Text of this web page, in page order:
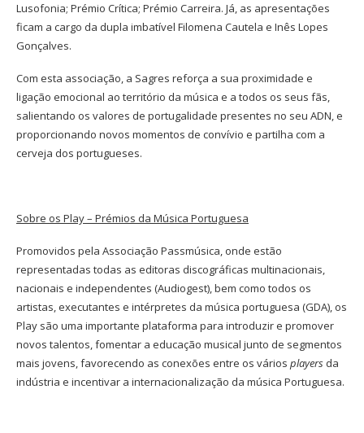
Lusofonia; Prémio Crítica; Prémio Carreira. Já, as apresentações
ficam a cargo da dupla imbatível Filomena Cautela e Inês Lopes
Gonçalves.
Com esta associação, a Sagres reforça a sua proximidade e
ligação emocional ao território da música e a todos os seus fãs,
salientando os valores de portugalidade presentes no seu ADN, e
proporcionando novos momentos de convívio e partilha com a
cerveja dos portugueses.
Sobre os Play – Prémios da Música Portuguesa
Promovidos pela Associação Passmúsica, onde estão
representadas todas as editoras discográficas multinacionais,
nacionais e independentes (Audiogest), bem como todos os
artistas, executantes e intérpretes da música portuguesa (GDA), os
Play são uma importante plataforma para introduzir e promover
novos talentos, fomentar a educação musical junto de segmentos
mais jovens, favorecendo as conexões entre os vários players da
indústria e incentivar a internacionalização da música Portuguesa.